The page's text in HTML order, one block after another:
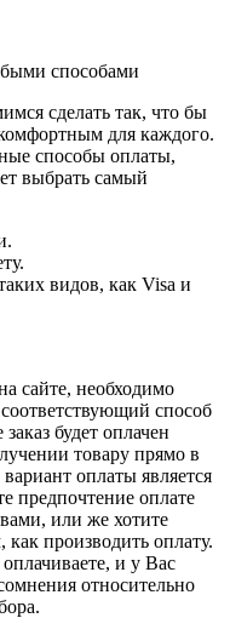
сделать так, что бы
для каждого.
способы оплаты,
выбрать самый
видов, как Visa и
сайте, необходимо
способ
будет оплачен
товару прямо в
оплаты является
предпочтение оплате
или же хотите
как производить оплату.
и у Вас
относительно